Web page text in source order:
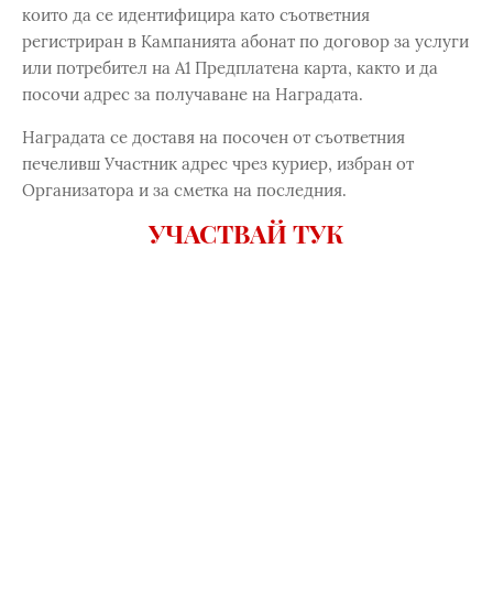
които да се идентифицира като съответния
регистриран в Кампанията абонат по договор за услуги
или потребител на А1 Предплатена карта, както и да
посочи адрес за получаване на Наградата.
Наградата се доставя на посочен от съответния
печеливш Участник адрес чрез куриер, избран от
Организатора и за сметка на последния.
УЧАСТВАЙ ТУК